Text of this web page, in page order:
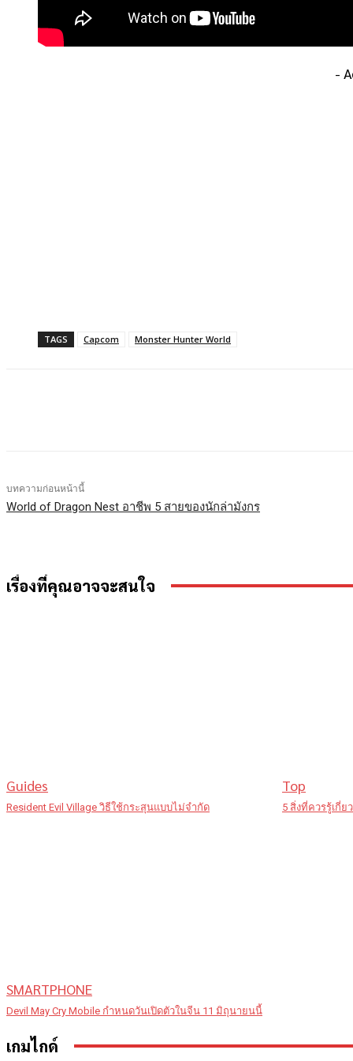
-
TAGS Capcom Monster Hunter World
บทความก่อนหน้านี้
World of Dragon Nest อาชีพ 5 สายของนักล่ามังกร
เรื่องที่คุณอาจจะสนใจ
Guides
Resident Evil Village วิธีใช้กระสุนแบบไม่จำกัด
Top
5 สิ่งที่ควรรู้เกี่ย
SMARTPHONE
Devil May Cry Mobile กำหนดวันเปิดตัวในจีน 11 มิถุนายนนี้
เกมไกด์